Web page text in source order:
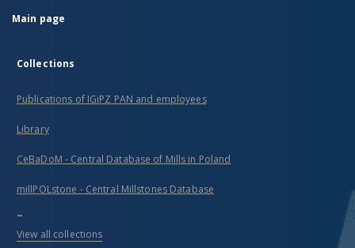
Main page
Collections
Publications of IGiPZ PAN and employees
Library
CeBaDoM - Central Database of Mills in Poland
millPOLstone - Central Millstones Database
...
View all collections